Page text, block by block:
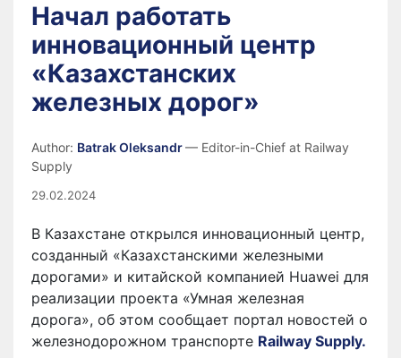
Начал работать
инновационный центр
«Казахстанских
железных дорог»
Author: Batrak Oleksandr— Editor-in-Chief at Railway
Supply
29.02.2024
В Казахстане открылся инновационный центр,
созданный «Казахстанскими железными
дорогами» и китайской компанией Huawei для
реализации проекта «Умная железная
дорога», об этом сообщает портал новостей о
железнодорожном транспорте Railway Supply.